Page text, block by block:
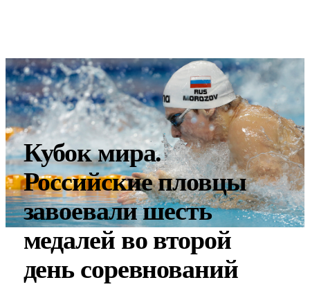
Кубок мира.
Российские пловцы
завоевали шесть
медалей во второй
день соревнований